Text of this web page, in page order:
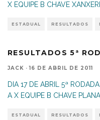
X EQUIPE B CHAVE
ESTADUAL RESULTADOS
RESULTADOS 5ª
JACK · 16 DE ABRIL DE 2011
DIA 17 DE ABRIL 5ª
A X EQUIPE B CHAVE
ESTADUAL RESULTADOS